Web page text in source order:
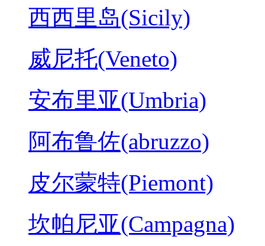
西西里岛(Sicily)
威尼托(Veneto)
安布里亚(Umbria)
阿布鲁佐(abruzzo)
皮尔蒙特(Piemont)
坎帕尼亚(Campagna)